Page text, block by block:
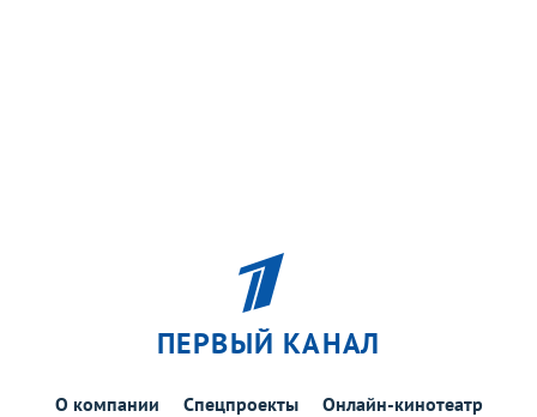
ПЕРВЫЙ КАНАЛ
О компании Спецпроекты
Онлайн-кинотеатр